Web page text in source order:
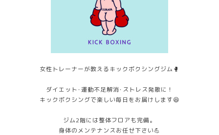
女性トレーナーが教えるキックボクシングジム🥊
ダイエット･運動不足解消･ストレス発散に！
キックボクシングで楽しい毎日をお届けします😆
ジム2階には整体フロアも完備。
身体のメンテナンスお任せ下さい💪